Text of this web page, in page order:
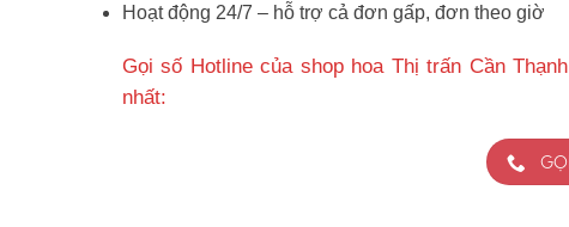
Hoạt động 24/7 – hỗ trợ cả đơn gấp, đơn theo giờ
Gọi số Hotline của shop hoa Thị trấn Cần
nhất: